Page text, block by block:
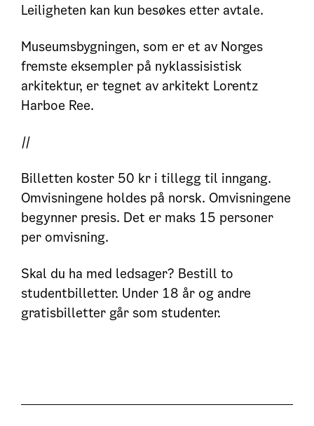
Leiligheten kan kun besøkes etter avtale.
Museumsbygningen, som er et av Norges
fremste eksempler på nyklassisistisk
arkitektur, er tegnet av arkitekt Lorentz
Harboe Ree.
//
Billetten koster 50 kr i tillegg til inngang.
Omvisningene holdes på norsk. Omvisningene
begynner presis. Det er maks 15 personer
per omvisning.
Skal du ha med ledsager? Bestill to
studentbilletter. Under 18 år og andre
gratisbilletter går som studenter.